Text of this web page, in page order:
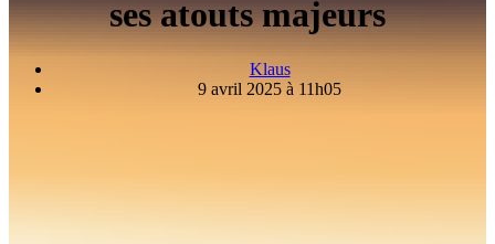
ses atouts majeurs
Klaus
9 avril 2025 à 11h05